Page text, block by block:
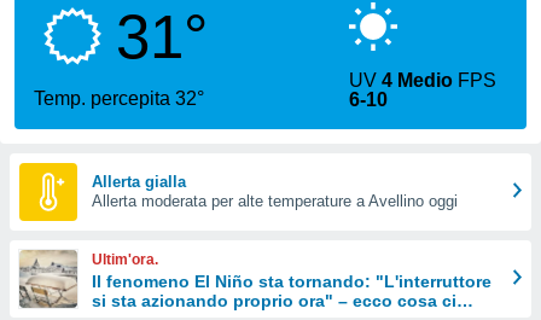
per
le
di
Web
le
31°
Temp. percepita 32°
UV4 Medio FPS
6-10
Allerta gialla
Allerta moderata per alte temperature a Avellino oggi
Ultim'ora.
Il fenomeno El Niño sta tornando: "L'interruttore
si sta azionando proprio ora" – ecco cosa ci